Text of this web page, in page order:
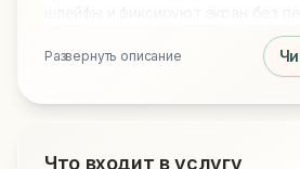
снизить риск повторных
ремонта помогает быстро
Развернуть описание
Что входит в услугу